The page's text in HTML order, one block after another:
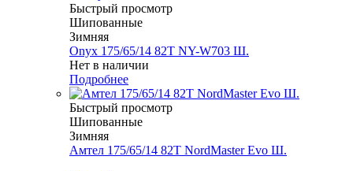
Быстрый просмотр
Шипованные
Зимняя
Onyx 175/65/14 82T NY-W703 Ш.
Нет в наличии
Подробнее
Быстрый просмотр
Шипованные
Зимняя
Амтел 175/65/14 82T NordMaster Evo Ш.